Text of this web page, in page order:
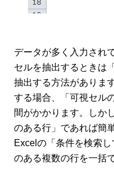
データが多く入力され
セルを抽出するときは
抽出する方法がありま
する場合、「可視セル
間がかかります。しか
のある行」であれば簡
Excelの「条件を検索
のある複数の行を一括